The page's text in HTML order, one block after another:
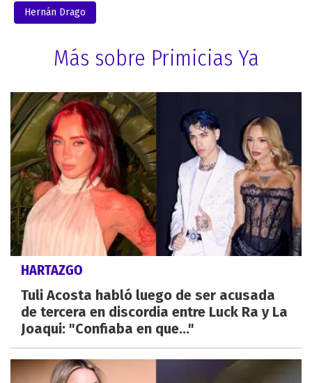
Hernán Drago
Más sobre Primicias Ya
HARTAZGO
Tuli Acosta habló luego de ser acusada
de tercera en discordia entre Luck Ra y La
Joaqui: "Confiaba en que..."